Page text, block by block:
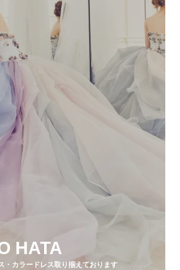
HATA
・カラードレス取り揃えております